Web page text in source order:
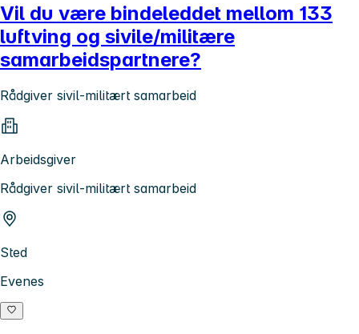
Vil du være bindeleddet mellom 133
luftving og sivile/militære
samarbeidspartnere?
Rådgiver sivil-militært samarbeid
Arbeidsgiver
Rådgiver sivil-militært samarbeid
Sted
Evenes